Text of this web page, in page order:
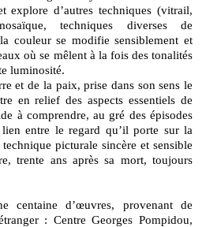
explore d’autres techniques (vitrail,
techniques diverses de
couleur se modifie sensiblement et
où se mêlent à la fois des tonalités
luminosité.
et de la paix, prise dans son sens le
en relief des aspects essentiels de
à comprendre, au gré des épisodes
entre le regard qu’il porte sur la
picturale sincère et sensible
trente ans après sa mort, toujours
centaine d’œuvres, provenant de
: Centre Georges Pompidou,